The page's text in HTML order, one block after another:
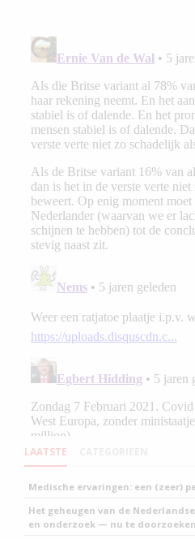
LAATSTE
Medische ervaringen: een (zeer)
Het geheugen van de
en onderzoek — nu te